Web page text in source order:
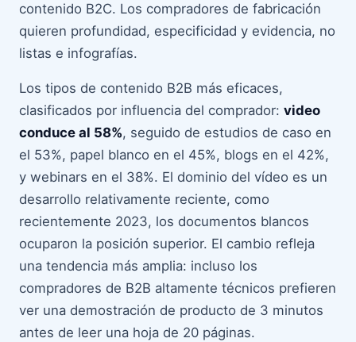
contenido B2C. Los compradores de fabricación
quieren profundidad, especificidad y evidencia, no
listas e infografías.
Los tipos de contenido B2B más eficaces,
clasificados por influencia del comprador: video
conduce al 58%, seguido de estudios de caso en
el 53%, papel blanco en el 45%, blogs en el 42%,
y webinars en el 38%. El dominio del vídeo es un
desarrollo relativamente reciente, como
recientemente 2023, los documentos blancos
ocuparon la posición superior. El cambio refleja
una tendencia más amplia: incluso los
compradores de B2B altamente técnicos prefieren
ver una demostración de producto de 3 minutos
antes de leer una hoja de 20 páginas.